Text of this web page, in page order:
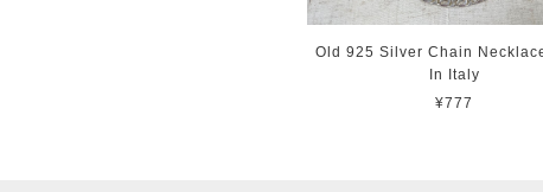
Old 925 Silver Chain
In Italy
¥777